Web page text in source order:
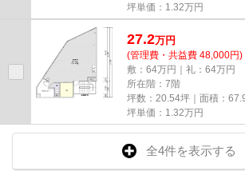
坪単価： 1.32万円
27.2万円
(管理費・共益費 48,000円)
敷：64万円｜礼：64万円
所在階：7階
坪数：20.54坪｜面積：
坪単価： 1.32万円
全4件を表示する